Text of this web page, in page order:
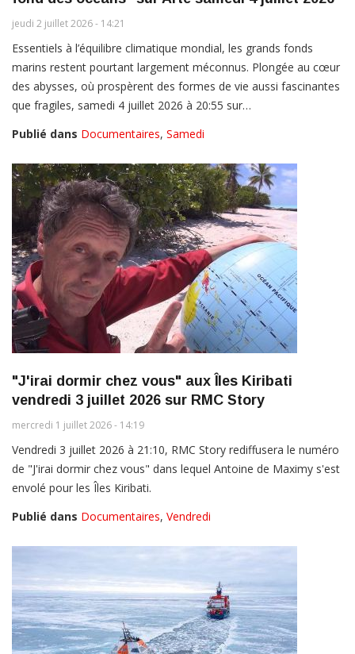
jeudi 2 juillet 2026 - 14:21
Essentiels à l’équilibre climatique mondial, les grands fonds
marins restent pourtant largement méconnus. Plongée au cœur
des abysses, où prospèrent des formes de vie aussi fascinantes
que fragiles, samedi 4 juillet 2026 à 20:55 sur…
Publié dans Documentaires, Samedi
"J'irai dormir chez vous" aux Îles Kiribati
vendredi 3 juillet 2026 sur RMC Story
mercredi 1 juillet 2026 - 14:19
Vendredi 3 juillet 2026 à 21:10, RMC Story rediffusera le numéro
de "J'irai dormir chez vous" dans lequel Antoine de Maximy s'est
envolé pour les Îles Kiribati.
Publié dans Documentaires, Vendredi